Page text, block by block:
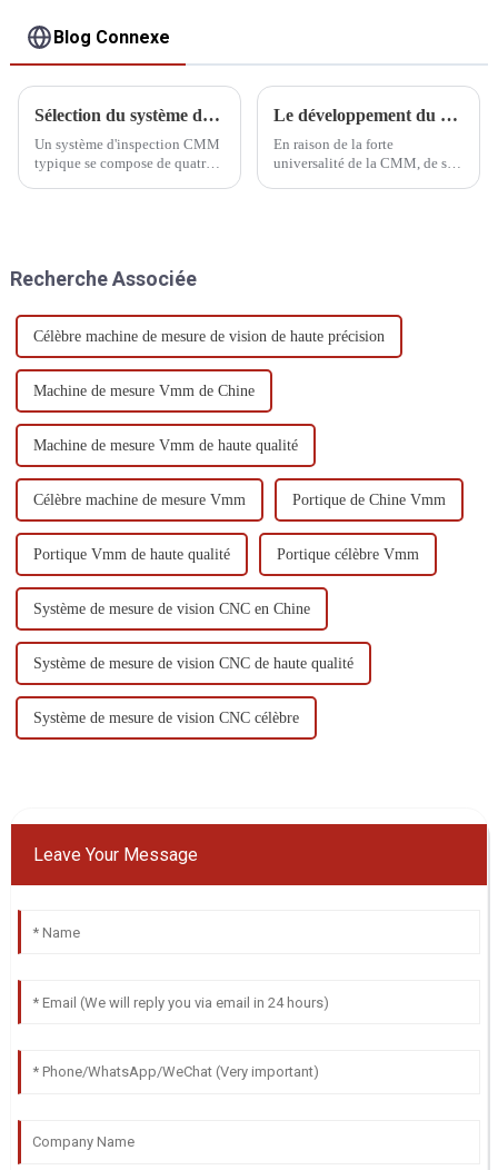
Blog Connexe
Sélection du système de détection de la CMM
Un système d'inspection CMM
typique se compose de quatre
Le développement du CMM
En raison de la forte
universalité de la CMM, de sa
grande...
Recherche Associée
Célèbre machine de mesure de vision de haute précision
Machine de mesure Vmm de Chine
Machine de mesure Vmm de haute qualité
Célèbre machine de mesure Vmm Portique de Chine Vmm
Portique Vmm de haute qualité Portique célèbre Vmm
Système de mesure de vision CNC en Chine
Système de mesure de vision CNC de haute qualité
Système de mesure de vision CNC célèbre
Leave Your Message